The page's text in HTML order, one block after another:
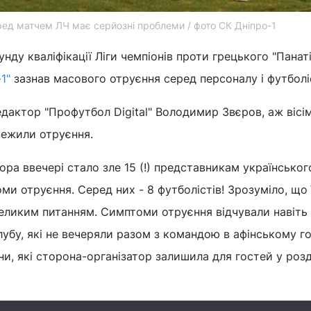
матчем ЛЧ має серйозні проблеми / фото СК Дніпро-1
кваліфікації Ліги чемпіонів проти грецького
зазнав масового отруєння серед персоналу і
"Профутбол Digital" Володимир Звєров, аж
отруєння.
ввечері стало зле 15 (!) представникам
отруєння. Серед них - 8 футболістів! Зрозуміло, що
питанням. Симптоми отруєння відчували навіть
які не вечеряли разом з командою в афінському
які сторона-організатор залишила для гостей у